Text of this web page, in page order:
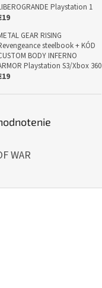
Playstation 1
GEAR RISING
steelbook + KÓD
BODY INFERNO
Playstation S3/Xbox 360
WAR
je 5 z 5 hviezdičiek.